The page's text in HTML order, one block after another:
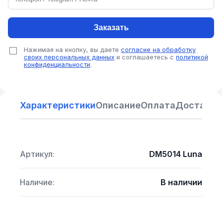
Заказать
Нажимая на кнопку, вы даете согласие на обработку
своих персональных данных и соглашаетесь с политикой
конфиденциальности.
ХарактеристикиОписаниеОплатаДоставка
Артикул: DM5014 Luna
Наличие: В наличии